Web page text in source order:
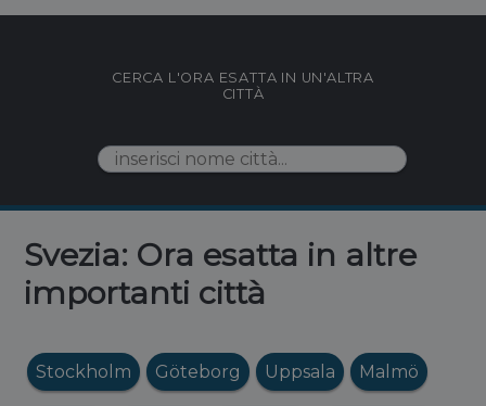
CERCA L'ORA ESATTA IN UN'ALTRA
CITTÀ
Svezia: Ora esatta in altre
importanti città
Stockholm Göteborg Uppsala Malmö